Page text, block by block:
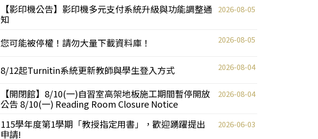
【影印機公告】影印機多元支付系統升級與功能調整通
知
2026-08-05
您可能被停權！請勿大量下載資料庫！ 2026-08-05
8/12起Turnitin系統更新教師與學生登入方式 2026-08-04
【開閉館】8/10(一)自習室高架地板施工期間暫停開放
公告 8/10(一) Reading Room Closure Notice
2026-08-04
115學年度第1學期「教授指定用書」，歡迎踴躍提出
申請!
2026-06-03